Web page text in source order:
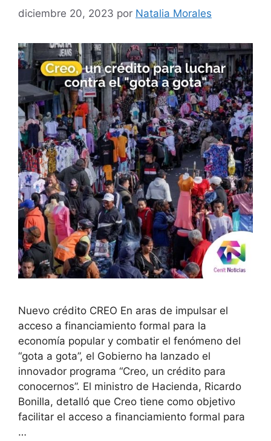
diciembre 20, 2023 por Natalia Morales
Nuevo crédito CREO En aras de impulsar el
acceso a financiamiento formal para la
economía popular y combatir el fenómeno del
“gota a gota”, el Gobierno ha lanzado el
innovador programa “Creo, un crédito para
conocernos”. El ministro de Hacienda, Ricardo
Bonilla, detalló que Creo tiene como objetivo
facilitar el acceso a financiamiento formal para
…